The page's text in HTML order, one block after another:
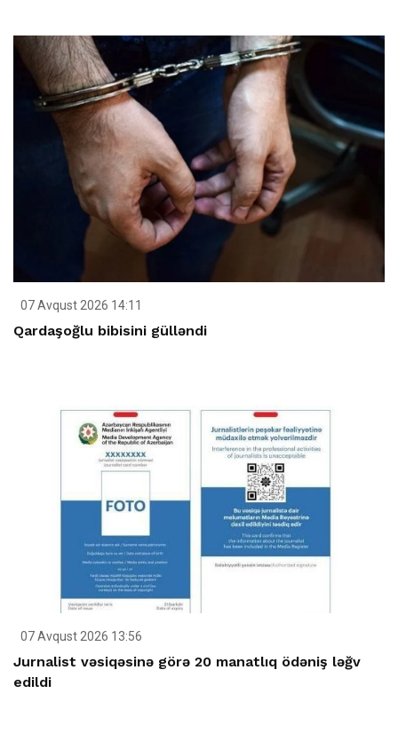
07 Avqust 2026 14:11
Qardaşoğlu bibisini gülləndi
07 Avqust 2026 13:56
Jurnalist vəsiqəsinə görə 20 manatlıq ödəniş ləğv
edildi